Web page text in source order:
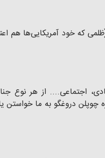
که خود آمریکایی‌ها هم
اجتماعی.... از هر نوع
دروغگو به ما خواستن